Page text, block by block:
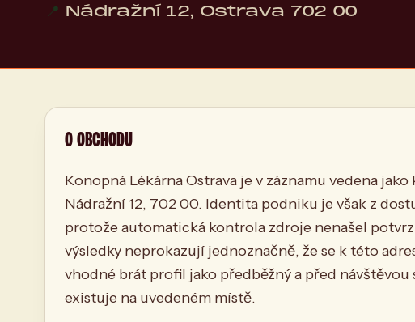
📍 Nádražní 12, Ostrava 702 00
O OBCHODU
Konopná Lékárna Ostrava je v záznamu vedena
Nádražní 12, 702 00. Identita podniku je však z
protože automatická kontrola zdroje nenašel
výsledky neprokazují jednoznačně, že se k této
vhodné brát profil jako předběžný a před
existuje na uvedeném místě.